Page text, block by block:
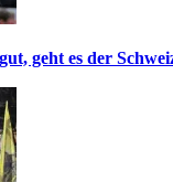
geht es der